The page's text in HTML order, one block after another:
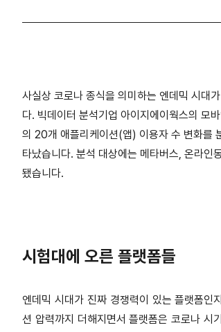
사실상 코로나 종식을 의미하는 엔데믹 시대
다. 빅데이터 분석기업 아이지에이웍스의 모
의 20개 애플리케이션(앱) 이용자 수 변화를
타났습니다. 분석 대상에는 메타버스, 온라인
됐습니다.
시험대에 오른 플랫폼들
엔데믹 시대가 진짜 경쟁력이 있는 플랫폼인
션 압력까지 더해지면서 플랫폼은 코로나